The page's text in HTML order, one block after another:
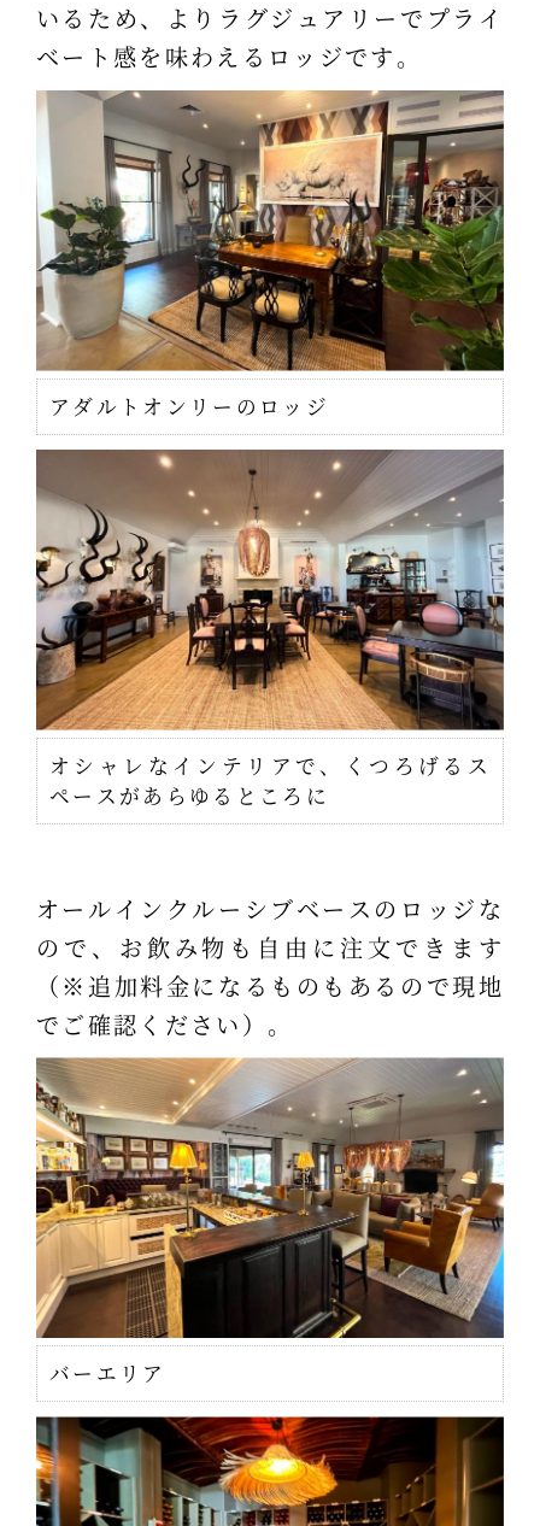
いるため、よりラグジュアリーでプライ
ベート感を味わえるロッジです。
アダルトオンリーのロッジ
オシャレなインテリアで、くつろげるス
ペースがあらゆるところに
オールインクルーシブベースのロッジな
ので、お飲み物も自由に注文できます
（※追加料金になるものもあるので現地
でご確認ください）。
バーエリア